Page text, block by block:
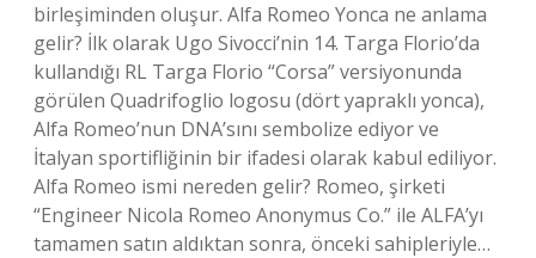
birleşiminden oluşur. Alfa Romeo Yonca ne anlama
gelir? İlk olarak Ugo Sivocci’nin 14. Targa Florio’da
kullandığı RL Targa Florio “Corsa” versiyonunda
görülen Quadrifoglio logosu (dört yapraklı yonca),
Alfa Romeo’nun DNA’sını sembolize ediyor ve
İtalyan sportifliğinin bir ifadesi olarak kabul ediliyor.
Alfa Romeo ismi nereden gelir? Romeo, şirketi
“Engineer Nicola Romeo Anonymus Co.” ile ALFA’yı
tamamen satın aldıktan sonra, önceki sahipleriyle…